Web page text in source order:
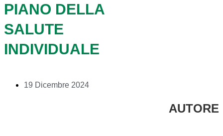
PIANO DELLA
SALUTE
INDIVIDUALE
19 Dicembre 2024
AUTORE